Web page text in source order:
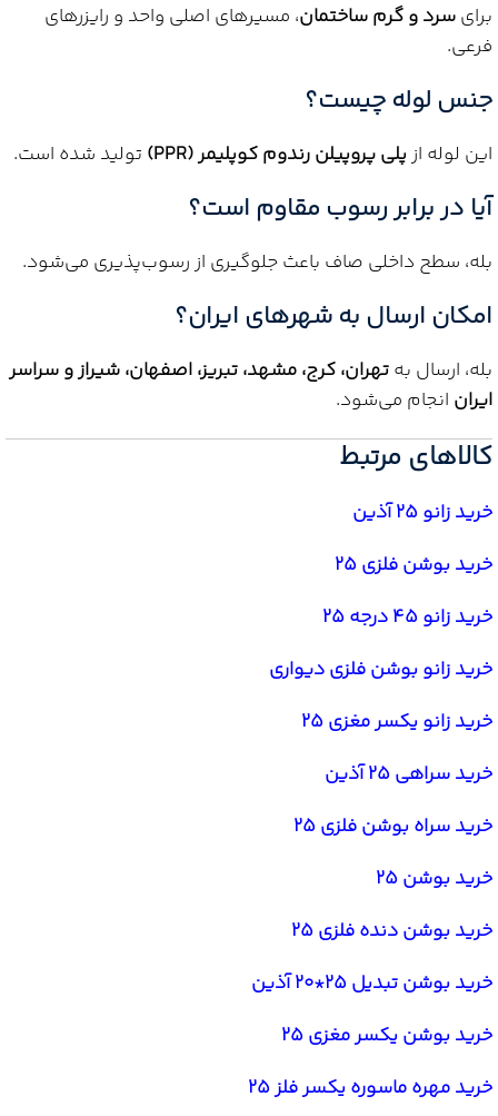
برایسرد و گرم ساختمان، مسیرهای اصلی واحد و رایزرهای
فرعی.
جنس لوله چیست؟
این لوله از پلی پروپیلن رندوم کوپلیمر (PPR) تولید شده است.
آیا در برابر رسوب مقاوم است؟
بله، سطح داخلی صاف باعث جلوگیری از رسوب‌پذیری می‌شود.
امکان ارسال به شهرهای ایران؟
بله، ارسال بهتهران، کرج، مشهد، تبریز، اصفهان، شیراز و سراسر
ایران انجام می‌شود.
کالاهای مرتبط
خرید زانو 25 آذین
خرید بوشن فلزی 25
خرید زانو 45 درجه 25
خرید زانو بوشن فلزی دیواری
خرید زانو یکسر مغزی 25
خرید سراهی 25 آذین
خرید سراه بوشن فلزی 25
خرید بوشن 25
خرید بوشن دنده فلزی 25
خرید بوشن تبدیل 25*20 آذین
خرید بوشن یکسر مغزی 25
خرید مهره ماسوره یکسر فلز 25